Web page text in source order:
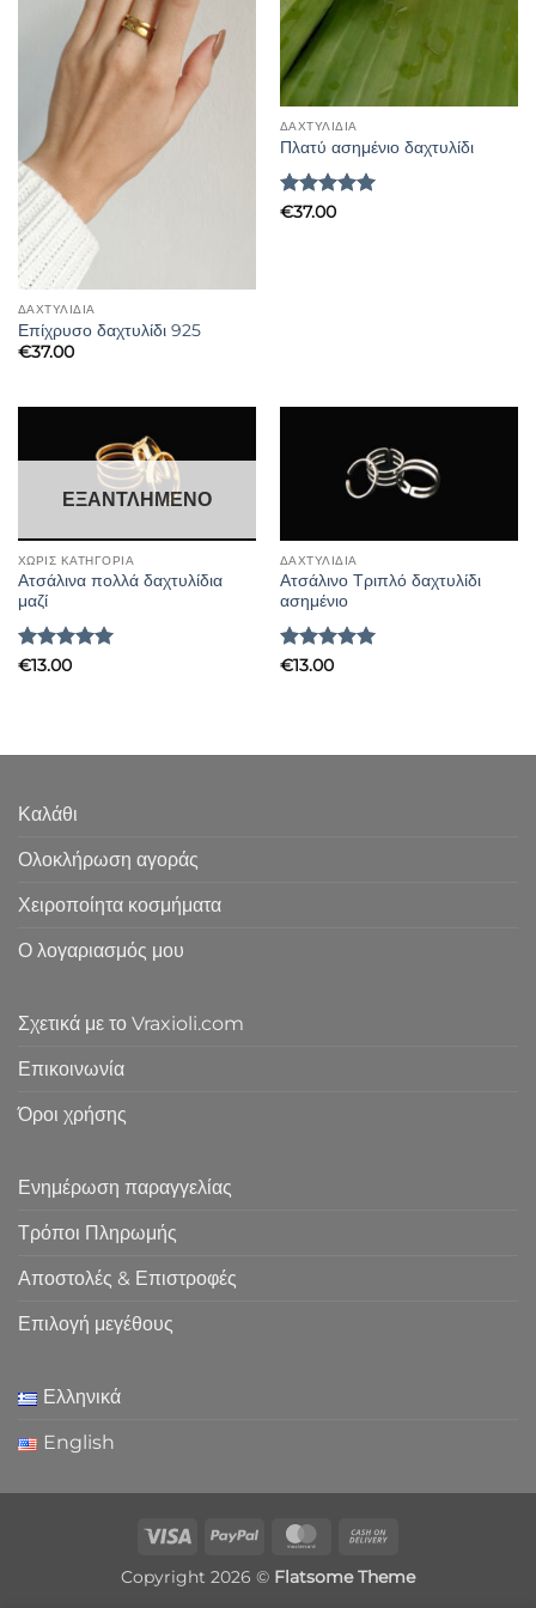
ΔΑΧΤΥΛΊΔΙΑ
Επίχρυσο δαχτυλίδι 925
€37.00
ΔΑΧΤΥΛΊΔΙΑ
Πλατύ ασημένιο δαχτυλίδι
Βαθμολογήθηκε
€37.00
ΕΞΑΝΤΛΗΜΈΝΟ
ΧΩΡΊΣ ΚΑΤΗΓΟΡΊΑ
Ατσάλινα πολλά δαχτυλίδια
μαζί
Βαθμολογήθηκε
€13.00
ΔΑΧΤΥΛΊΔΙΑ
Ατσάλινο Τριπλό δαχτυλίδι
ασημένιο
Βαθμολογήθηκε
€13.00
Καλάθι
Ολοκλήρωση αγοράς
Χειροποίητα κοσμήματα
Ο λογαριασμός μου
Σχετικά με το Vraxioli.com
Επικοινωνία
Όροι χρήσης
Ενημέρωση παραγγελίας
Τρόποι Πληρωμής
Αποστολές & Επιστροφές
Επιλογή μεγέθους
Ελληνικά
English
Visa PayPal MasterCard
Delivery
Copyright 2026 © Flatsome Theme